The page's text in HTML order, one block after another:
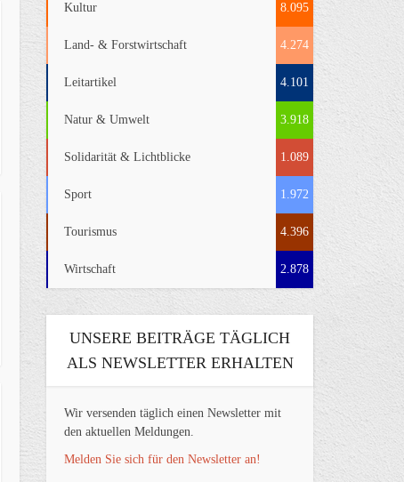
Kultur 8.095
Land- & Forstwirtschaft 4.274
Leitartikel 4.101
Natur & Umwelt 3.918
Solidarität & Lichtblicke 1.089
Sport 1.972
Tourismus 4.396
Wirtschaft 2.878
UNSERE BEITRÄGE TÄGLICH
ALS NEWSLETTER ERHALTEN
Wir versenden täglich einen Newsletter mit
den aktuellen Meldungen.
Melden Sie sich für den Newsletter an!